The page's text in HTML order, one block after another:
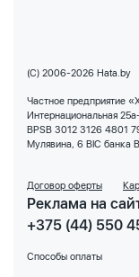
(C) 2006-2026 Hata.by
Частное предприятие
Интернациональная
BPSB 3012 3126 4801
Мулявина, 6 BIC банка
Договор оферты
Реклама на
+375 (44) 550
Способы оплаты